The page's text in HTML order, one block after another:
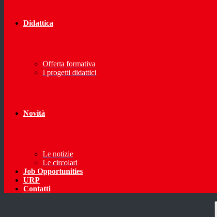
Didattica
Offerta formativa
I progetti didattici
Novità
Le notizie
Le circolari
Job Opportunities
URP
Contatti